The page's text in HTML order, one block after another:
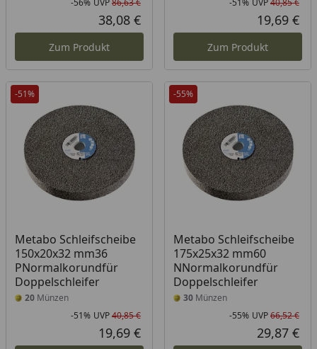
Rabatt in Prozent
-56%
Ursprünglicher Preis
UVP86,63 €
Aktueller Preis
38,08 €
Zum Produkt
-51% UVP40,85 €
19,69 €
Zum Produkt
-51%
Metabo Schleifscheibe
150x20x32 mm36
PNormalkorundfür
Doppelschleifer
20 Münzen
Rabatt in Prozent
-51%
Ursprünglicher Preis
UVP40,85 €
Aktueller Preis
19,69 €
-55%
Metabo Schleifscheibe
175x25x32 mm60
NNormalkorundfür
Doppelschleifer
30Münzen
-55% UVP66,52 €
29,87 €